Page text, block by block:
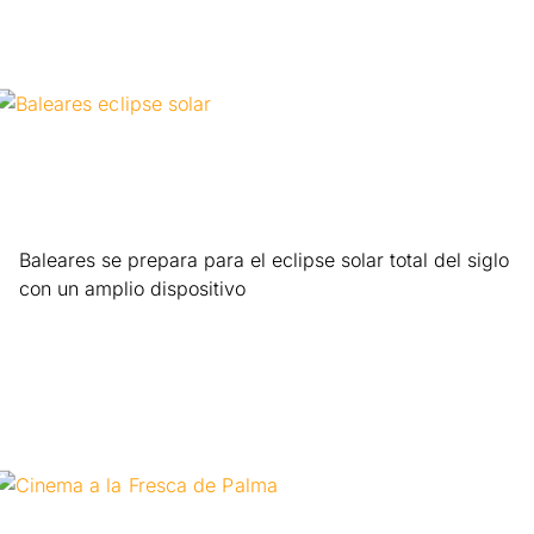
Baleares se prepara para el eclipse solar total del siglo
con un amplio dispositivo